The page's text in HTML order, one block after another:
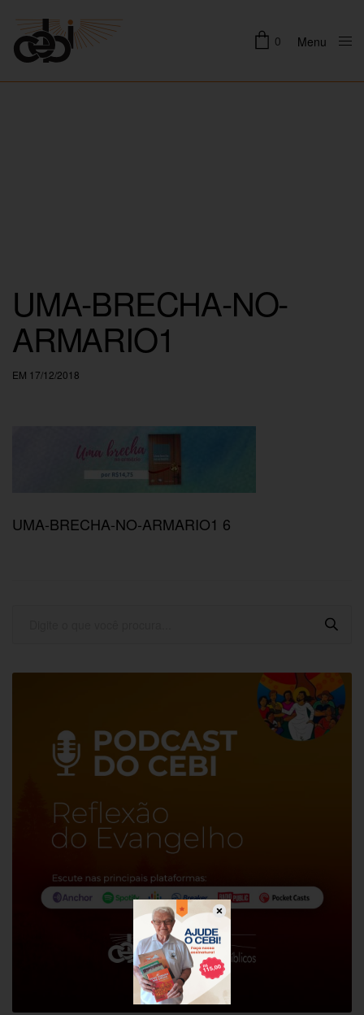
0 Menu
UMA-BRECHA-NO-
ARMARIO1
EM 17/12/2018
UMA-BRECHA-NO-ARMARIO1 6